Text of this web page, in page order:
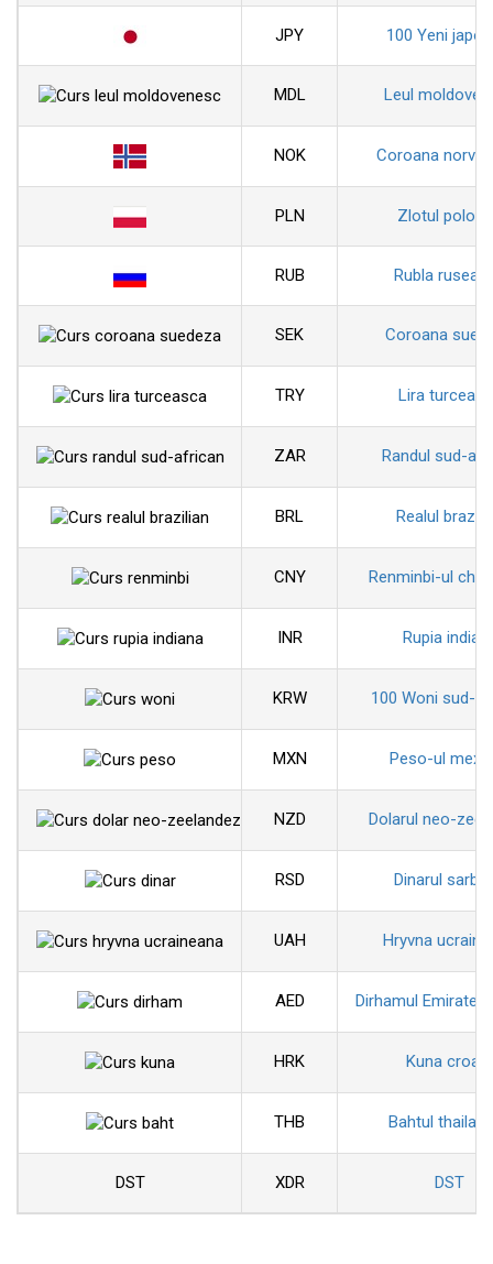
JPY 100 Yeni
MDL Leul
NOK Coroana
PLN Zlotul
RUB Rubla
SEK Coroana
TRY Lira
ZAR Randul sud-
BRL Realul
CNY Renminbi-ul
INR Rupia
KRW 100 Woni sud-
MXN Peso-ul
NZD Dolarul neo-
RSD Dinarul
UAH Hryvna
AED Dirhamul
HRK Kuna croata
THB Bahtul
DST XDR DST